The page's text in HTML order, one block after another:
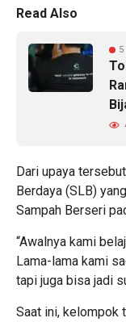
Read Also
Dari upaya
Berdaya (SLB)
Sampah Berseri
“Awalnya kami
Lama-lama kami
tapi juga bisa jadi
Saat ini, kelompok